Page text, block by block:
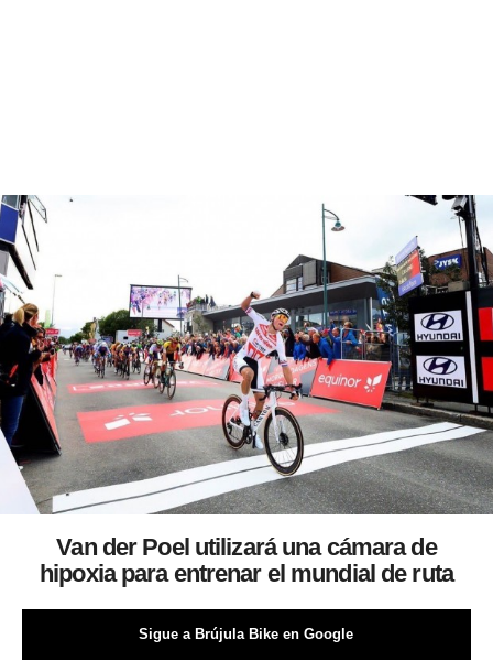
Van der Poel utilizará una cámara de
hipoxia para entrenar el mundial de ruta
Sigue a Brújula Bike en Google